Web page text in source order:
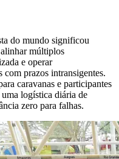
do mundo significou
múltiplos
e operar
com prazos intransigentes.
caravanas e participantes
logística diária de
zero para falhas.